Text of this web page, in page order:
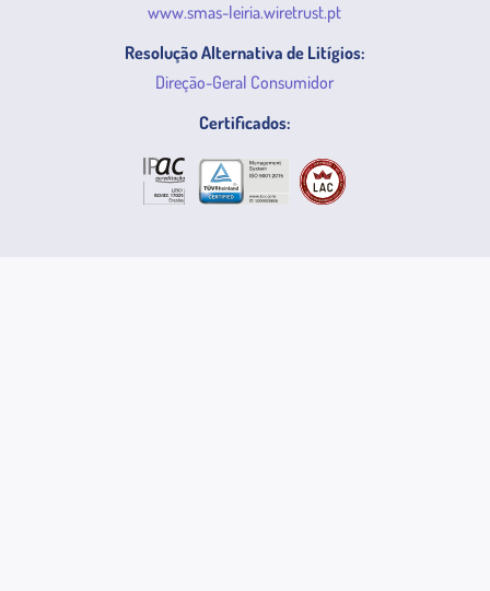
www.smas-leiria.wiretrust.pt
Resolução Alternativa de Litígios:
Direção-Geral Consumidor
Certificados: